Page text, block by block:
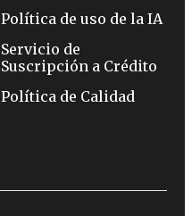
Política de uso de la IA
Servicio de
Suscripción a Crédito
Política de Calidad